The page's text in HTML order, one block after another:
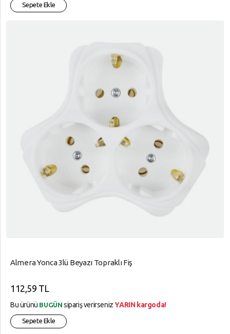
Sepete Ekle
Almera Yonca 3lü Beyazı Topraklı Fiş
112,59 TL
Bu ürünü BUGÜN sipariş verirsenizYARIN kargoda!
Sepete Ekle